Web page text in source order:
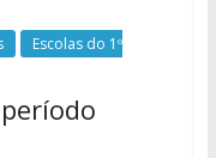
Escolas do 1º